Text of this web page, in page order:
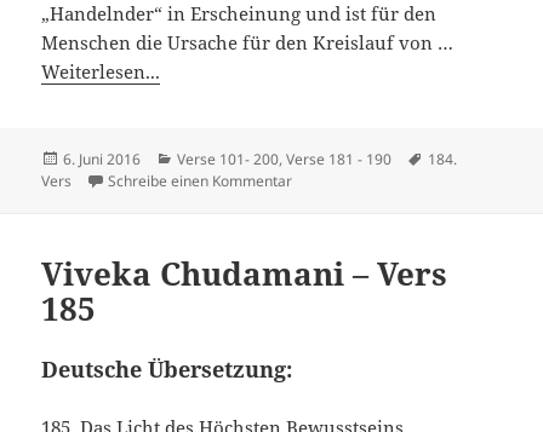
„Handelnder“ in Erscheinung und ist für den
Menschen die Ursache für den Kreislauf von …
Weiterlesen...
Veröffentlicht
am
6. Juni 2016 Kategorien
Verse 101- 200,Verse 181 - 190 Schlagwörter
184.
Vers
Schreibe einen Kommentarzu Viveka Chudamani – Vers 184
Viveka Chudamani – Vers
185
Deutsche Übersetzung:
185. Das Licht des Höchsten Bewusstseins